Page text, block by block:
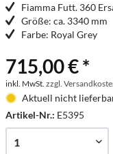
Fiamma Futt. 360
Größe: ca. 3340 mm
Farbe: Royal Grey
715,00 € *
inkl. MwSt. zzgl.
Aktuell nicht
Artikel-Nr.: E5395